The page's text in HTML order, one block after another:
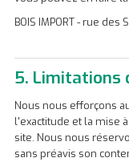
BOIS IMPORT - rue des
5. Limitations
Nous nous efforçons
l'exactitude et la mise
site. Nous nous
sans préavis son